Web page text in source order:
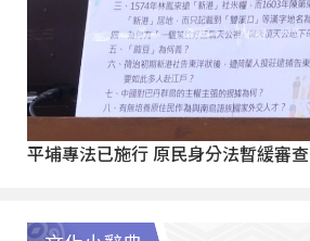
平埔專法已施行 原民身分法暫緩審查